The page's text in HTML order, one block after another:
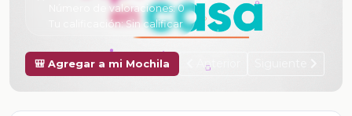
Número de valoraciones:0
Tu calificación:Sin calificar
🎒 Agregar a mi Mochila Anterior